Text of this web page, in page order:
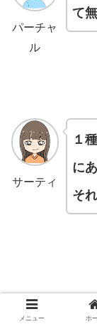
パーチャ
ル
て
サーティ
１
に
そ
メニュー ホ